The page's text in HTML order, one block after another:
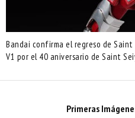
Bandai confirma el regreso de Saint
V1 por el 40 aniversario de Saint
Primeras